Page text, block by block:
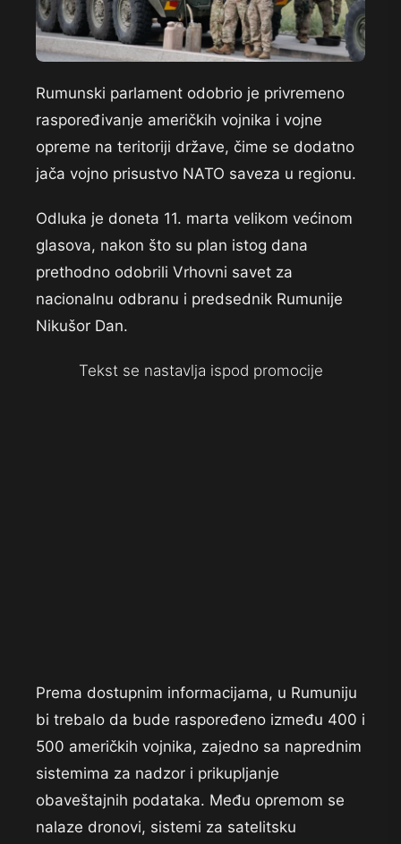
Rumunski parlament odobrio je privremeno
raspoređivanje američkih vojnika i vojne
opreme na teritoriji države, čime se dodatno
jača vojno prisustvo NATO saveza u regionu.
Odluka je doneta 11. marta velikom većinom
glasova, nakon što su plan istog dana
prethodno odobrili Vrhovni savet za
nacionalnu odbranu i predsednik Rumunije
Nikušor Dan.
Tekst se nastavlja ispod promocije
Prema dostupnim informacijama, u Rumuniju
bi trebalo da bude raspoređeno između 400 i
500 američkih vojnika, zajedno sa naprednim
sistemima za nadzor i prikupljanje
obaveštajnih podataka. Među opremom se
nalaze dronovi, sistemi za satelitsku